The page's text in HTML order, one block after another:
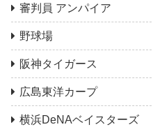
審判員 アンパイア
野球場
阪神タイガース
広島東洋カープ
横浜DeNAベイスターズ